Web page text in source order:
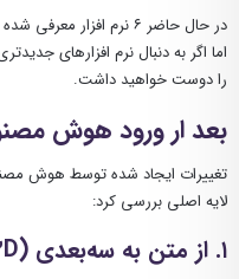
در حال حاضر ۶ نرم افزار
اما اگر به دنبال نرم افزارهای
را دوست خواهید داشت.
بعد ار ورود هوش
لایه اصلی بررسی کرد:
۱. از متن به سه‌بعدی (Text-to-3D)